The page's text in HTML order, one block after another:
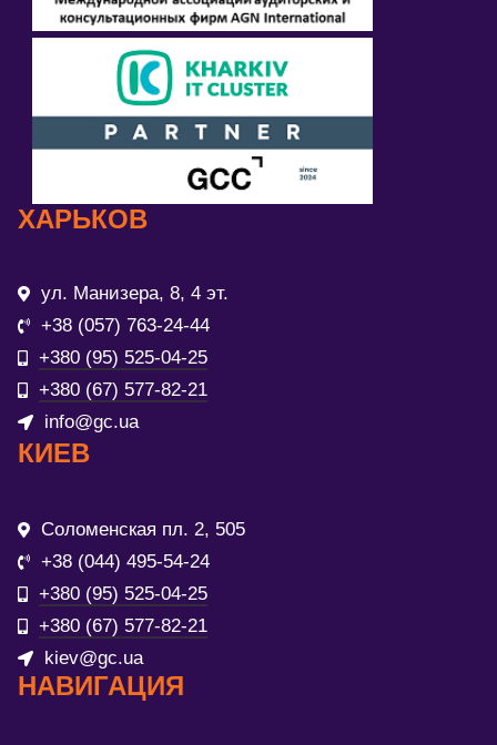
ХАРЬКОВ
ул. Манизера, 8, 4 эт.
+38 (057) 763-24-44
+380 (95) 525-04-25
+380 (67) 577-82-21
info@gc.ua
КИЕВ
Соломенская пл. 2, 505
+38 (044) 495-54-24
+380 (95) 525-04-25
+380 (67) 577-82-21
kiev@gc.ua
НАВИГАЦИЯ